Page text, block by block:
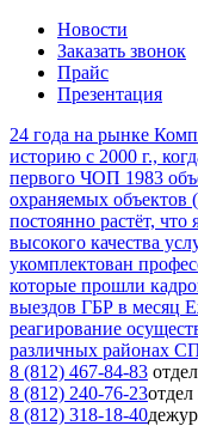
Новости
Заказать звонок
Прайс
Презентация
24 года на рынке
историю с 2000 г.,
первого ЧОП 1983
охраняемых объектов
постоянно растёт, что
высокого качества
укомплектован
которые прошли
выездов ГБР в месяц
реагирование
различных районах
8 (812) 467-84-83
8 (812) 240-76-23отдел
8 (812) 318-18-40